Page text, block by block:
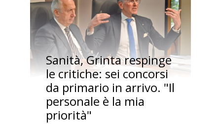
Sanità, Grinta respinge
le critiche: sei concorsi
da primario in arrivo. "Il
personale è la mia
priorità"